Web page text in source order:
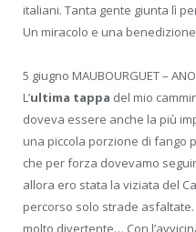
italiani. Tanta gente giunta lì
Un miracolo e una
5 giugno MAUBOURGUET –
L’ultima tappa del mio
doveva essere anche la più
una piccola porzione di fango
che per forza dovevamo
allora ero stata la viziata del
percorso solo strade
molto divertente… Con